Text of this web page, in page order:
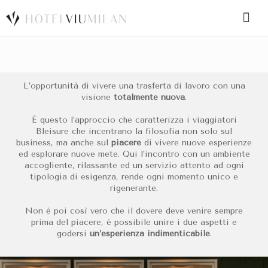
Hotel 5 Stelle Milano Business:
Hotel VIU Milan: Eccellenza 5
Classificazione:Hotel 5 stelle con design moderno e atmosfera
Posizione Strategica:Situato in Via Aristotile Fioravanti 6, a soli
Servizi Premium:Rooftop pool con vista a 360°, palestra
Target Ideale:Perfetto per viaggiatori d'affari, professionisti del
Perché scegliere l'Hotel VIU Milan
Hotel VIU Milan ridefinisce il concetto di soggiorno d'affari
Sala meeting attrezzata con le ultime
Networking di Lusso:Accesso esclusivo alla VIU Terrace per
Servizio VIP:Prenotando direttamente sul sito ufficiale, gli ospiti
Quali sono le tipologie di camere
L'Hotel VIU Milan dispone di 124suite business di design
SPECIAL CODE
L’opportunità di vivere una trasferta di lavoro con una
visione totalmente nuova.
È questo l’approccio che caratterizza i viaggiatori
Bleisure che incentrano la filosofia non solo sul
business, ma anche sul piacere di vivere nuove esperienze
ed esplorare nuove mete. Qui l’incontro con un ambiente
accogliente, rilassante ed un servizio attento ad ogni
tipologia di esigenza, rende ogni momento unico e
rigenerante.
Non è poi così vero che il dovere deve venire sempre
prima del piacere, è possibile unire i due aspetti e
godersi un’esperienza indimenticabile.